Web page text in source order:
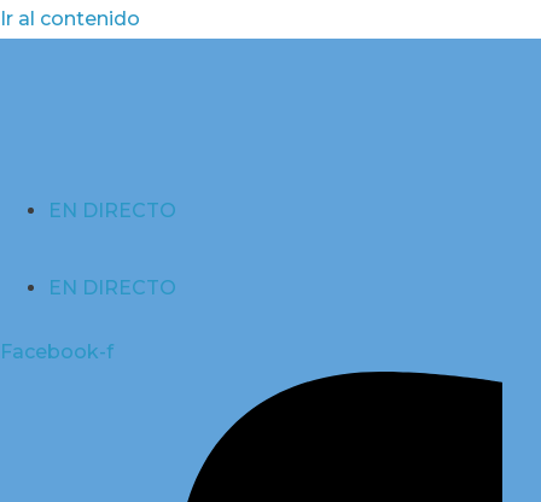
Ir al contenido
EN DIRECTO
EN DIRECTO
Facebook-f